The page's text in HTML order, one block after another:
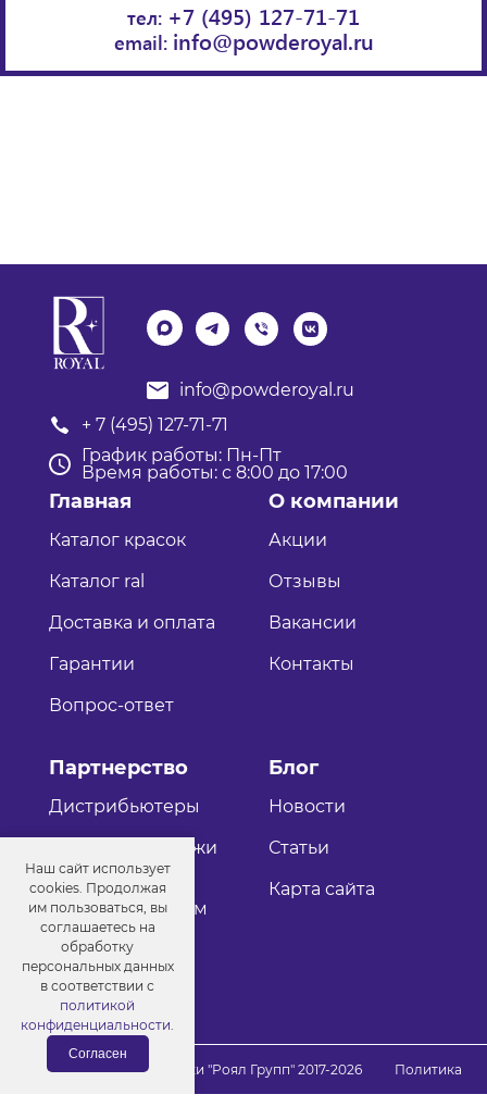
тел: +7 (495) 127-71-71
email: info@powderoyal.ru
info@powderoyal.ru
+ 7 (495) 127-71-71
График работы: Пн-Пт
Время работы: с 8:00 до 17:00
Главная
Каталог красок
Каталог ral
Доставка и оплата
Гарантии
Вопрос-ответ
О компании
Акции
Отзывы
Вакансии
Контакты
Партнерство
Дистрибьютеры
Оптовые продажи
Как стать
дистрибьютером
Блог
Новости
Статьи
Карта сайта
© Порошковые краски "Роял Групп" 2017-2026
Политика
конфиденциальности
Наш сайт использует
cookies. Продолжая
им пользоваться, вы
соглашаетесь на
обработку
персональных данных
в соответствии с
политикой
конфиденциальности.
Согласен